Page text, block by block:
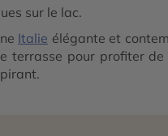
sur le lac.
Italie élégante et
terrasse pour profiter